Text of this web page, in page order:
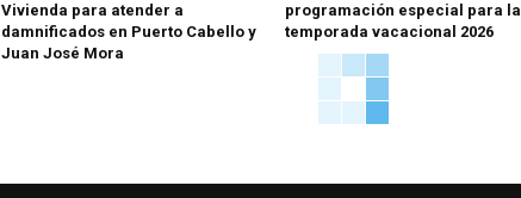
Vivienda para atender a
damnificados en Puerto Cabello y
Juan José Mora
programación especial para la
temporada vacacional 2026